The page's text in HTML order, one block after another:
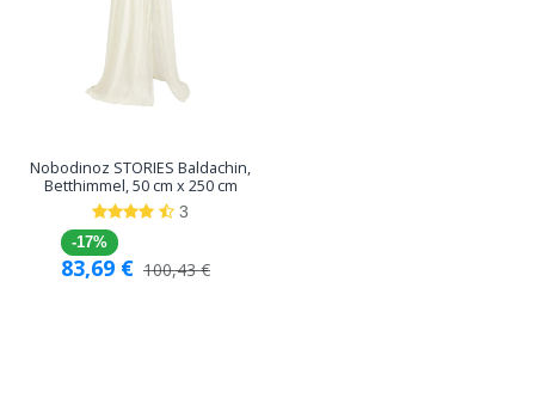
Nobodinoz STORIES Baldachin,
Betthimmel, 50 cm x 250 cm
3
-17%
83,69 € 100,43€